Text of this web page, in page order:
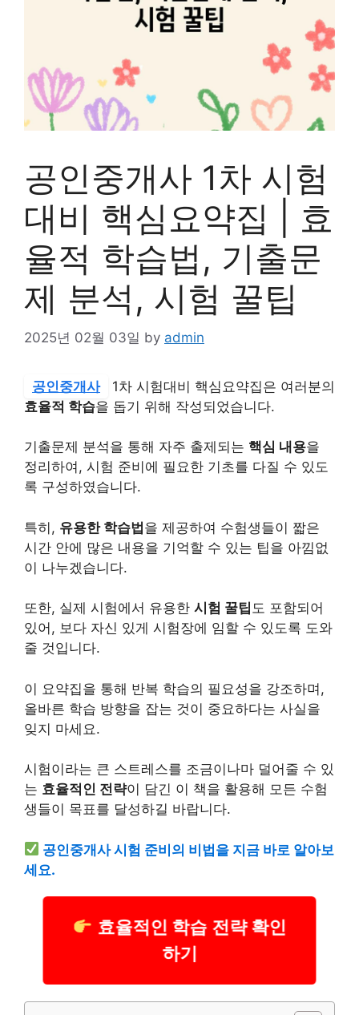
공인중개사 1차 시험
대비 핵심요약집 | 효
율적 학습법, 기출문
제 분석, 시험 꿀팁
2025년 02월 03일 by admin
공인중개사
1차 시험대비 핵심요약집은 여러분의
효율적 학습을 돕기 위해 작성되었습니다.
기출문제 분석을 통해 자주 출제되는 핵심 내용을
정리하여, 시험 준비에 필요한 기초를 다질 수 있도
록 구성하였습니다.
특히, 유용한 학습법을 제공하여 수험생들이 짧은
시간 안에 많은 내용을 기억할 수 있는 팁을 아낌없
이 나누겠습니다.
또한, 실제 시험에서 유용한 시험 꿀팁도 포함되어
있어, 보다 자신 있게 시험장에 임할 수 있도록 도와
줄 것입니다.
이 요약집을 통해 반복 학습의 필요성을 강조하며,
올바른 학습 방향을 잡는 것이 중요하다는 사실을
잊지 마세요.
시험이라는 큰 스트레스를 조금이나마 덜어줄 수 있
는 효율적인 전략이 담긴 이 책을 활용해 모든 수험
생들이 목표를 달성하길 바랍니다.
공인중개사 시험 준비의 비법을 지금 바로 알아보
세요.
효율적인 학습 전략 확인
하기